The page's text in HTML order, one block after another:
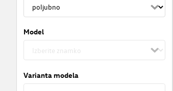
Model
Varianta modela